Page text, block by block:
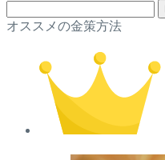
オススメの金策方法